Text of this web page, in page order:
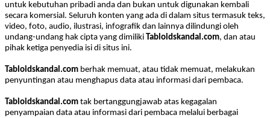
untuk kebutuhan pribadi anda dan bukan untuk digunakan kembali
secara komersial. Seluruh konten yang ada di dalam situs termasuk teks,
video, foto, audio, ilustrasi, infografik dan lainnya dilindungi oleh
undang-undang hak cipta yang dimiliki Tabloidskandal.com, dan atau
pihak ketiga penyedia isi di situs ini.
Tabloidskandal.com berhak memuat, atau tidak memuat, melakukan
penyuntingan atau menghapus data atau informasi dari pembaca.
Tabloidskandal.com tak bertanggungjawab atas kegagalan
penyampaian data atau informasi dari pembaca melalui berbagai